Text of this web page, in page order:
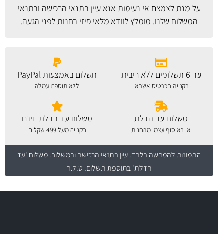
על מנת לצמצם אי-נעימות אנא עייןבתנאי הרכישה ובתנאי
המשלוח שלנו. מומלץ לוודא מלאי פיזי בחנות לפני הגעה.
עד 6 תשלומים ללא ריבית
בקנייה בכרטיס אשראי
תשלום באמצעות PayPal
ללא תוספת עמלה
משלוח עד הדלת
או באיסוף עצמי מהחנות
משלוח עד הדלת חינם
בקנייה מעל 499 שקלים
התמונות להמחשה בלבד.עיין בתנאי הרכישה והמשלוח. משלוח 'עד
הדלת' בתוספת תשלום. ט.ל.ח